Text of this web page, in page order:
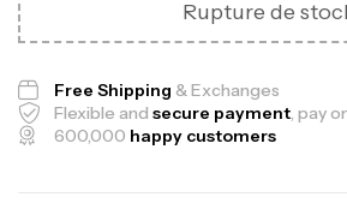
Rupture de
Free Shipping & Exchanges
Flexible and secure payment, pay
600,000 happy customers